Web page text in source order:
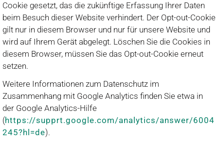
Cookie gesetzt, das die zukünftige Erfassung Ihrer Daten
beim Besuch dieser Website verhindert. Der Opt-out-Cookie
gilt nur in diesem Browser und nur für unsere Website und
wird auf Ihrem Gerät abgelegt. Löschen Sie die Cookies in
diesem Browser, müssen Sie das Opt-out-Cookie erneut
setzen.
Weitere Informationen zum Datenschutz im
Zusammenhang mit Google Analytics finden Sie etwa in
der Google Analytics-Hilfe
(https://supprt.google.com/analytics/answer/6004
245?hl=de).